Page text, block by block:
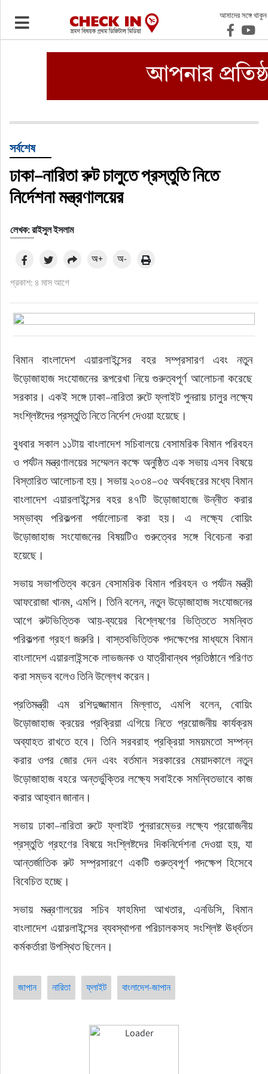
আমাদের সঙ্গে থাকুন
ভ্রমণ
ওটিএ
হোটেল-মোটেল-রিসোর্ট
বিদেশযাত্রা
প্রবাস
ফুড
হজ-ওমরাহ
আরও
সর্বশেষ
ঢাকা–নারিতা রুট চালুতে প্রস্তুতি নিতে
নির্দেশনা মন্ত্রণালয়ের
লেখক: রাইসুল ইসলাম
প্রকাশ: ৪ মাস আগে
অ+ অ-
বিমান বাংলাদেশ এয়ারলাইন্সের বহর সম্প্রসারণ এবং নতুন
উড়োজাহাজ সংযোজনের রূপরেখা নিয়ে গুরুত্বপূর্ণ আলোচনা করেছে
সরকার। একই সঙ্গে ঢাকা–নারিতা রুটে ফ্লাইট পুনরায় চালুর লক্ষ্যে
সংশ্লিষ্টদের প্রস্তুতি নিতে নির্দেশ দেওয়া হয়েছে।
বুধবার সকাল ১১টায় বাংলাদেশ সচিবালয়ে বেসামরিক বিমান পরিবহন
ও পর্যটন মন্ত্রণালয়ের সম্মেলন কক্ষে অনুষ্ঠিত এক সভায় এসব বিষয়ে
বিস্তারিত আলোচনা হয়। সভায় ২০৩৪–৩৫ অর্থবছরের মধ্যে বিমান
বাংলাদেশ এয়ারলাইন্সের বহর ৪৭টি উড়োজাহাজে উন্নীত করার
সম্ভাব্য পরিকল্পনা পর্যালোচনা করা হয়। এ লক্ষ্যে বোয়িং
উড়োজাহাজ সংযোজনের বিষয়টিও গুরুত্বের সঙ্গে বিবেচনা করা
হয়েছে।
সভায় সভাপতিত্ব করেন বেসামরিক বিমান পরিবহন ও পর্যটন মন্ত্রী
আফরোজা খানম, এমপি। তিনি বলেন, নতুন উড়োজাহাজ সংযোজনের
আগে রুটভিত্তিক আয়-ব্যয়ের বিশ্লেষণের ভিত্তিতে সমন্বিত
পরিকল্পনা গ্রহণ জরুরি। বাস্তবভিত্তিক পদক্ষেপের মাধ্যমে বিমান
বাংলাদেশ এয়ারলাইন্সকে লাভজনক ও যাত্রীবান্ধব প্রতিষ্ঠানে পরিণত
করা সম্ভব বলেও তিনি উল্লেখ করেন।
প্রতিমন্ত্রী এম রশিদুজ্জামান মিল্লাত, এমপি বলেন, বোয়িং
উড়োজাহাজ ক্রয়ের প্রক্রিয়া এগিয়ে নিতে প্রয়োজনীয় কার্যক্রম
অব্যাহত রাখতে হবে। তিনি সরবরাহ প্রক্রিয়া সময়মতো সম্পন্ন
করার ওপর জোর দেন এবং বর্তমান সরকারের মেয়াদকালে নতুন
উড়োজাহাজ বহরে অন্তর্ভুক্তির লক্ষ্যে সবাইকে সমন্বিতভাবে কাজ
করার আহ্বান জানান।
সভায় ঢাকা–নারিতা রুটে ফ্লাইট পুনরারম্ভের লক্ষ্যে প্রয়োজনীয়
প্রস্তুতি গ্রহণের বিষয়ে সংশ্লিষ্টদের দিকনির্দেশনা দেওয়া হয়, যা
আন্তর্জাতিক রুট সম্প্রসারণে একটি গুরুত্বপূর্ণ পদক্ষেপ হিসেবে
বিবেচিত হচ্ছে।
সভায় মন্ত্রণালয়ের সচিব ফাহমিদা আখতার, এনডিসি, বিমান
বাংলাদেশ এয়ারলাইন্সের ব্যবস্থাপনা পরিচালকসহ সংশ্লিষ্ট ঊর্ধ্বতন
কর্মকর্তারা উপস্থিত ছিলেন।
জাপান নারিতা ফ্লাইট বাংলাদেশ-জাপান